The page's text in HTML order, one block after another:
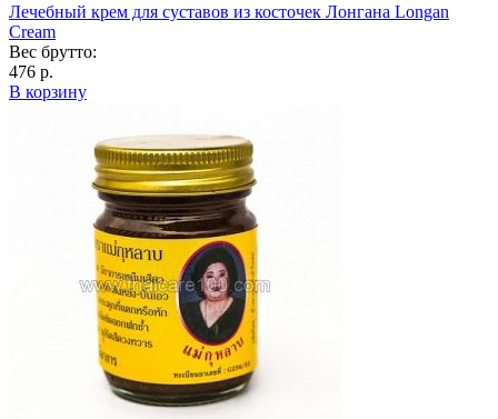
Лечебный крем для суставов из косточек Лонгана Longan
Cream
Вес брутто:
476 р.
В корзину